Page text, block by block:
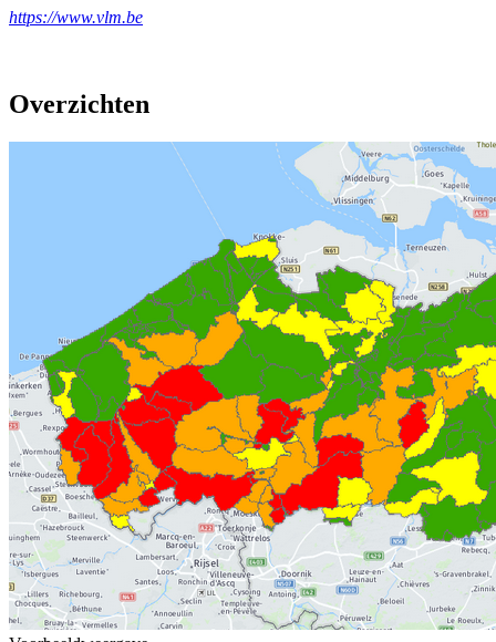
https://www.vlm.be
Overzichten